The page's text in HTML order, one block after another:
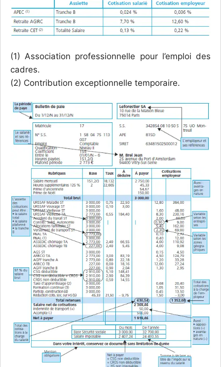
(1) Association professionnelle pour l’emploi des
cadres.
(2) Contribution exceptionnelle temporaire.